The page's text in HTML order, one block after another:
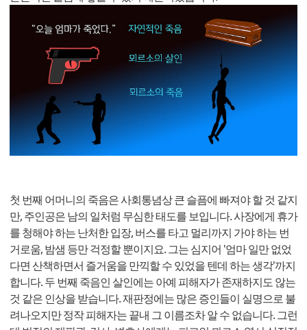
첫 번째 어머니의 죽음은 사회통념상 큰 슬픔에 빠져야 할 것 같지
만, 주인공은 남의 일처럼 무심한 태도를 보입니다. 사장에게 휴가
를 청해야 하는 난처한 입장, 버스를 타고 멀리까지 가야 하는 번
거로움, 밤샘 등만 걱정할 뿐이지요. 그는 심지어 '엄마 일만 없었
다면 산책하면서 즐거움을 만끽할 수 있었을 텐데 하는 생각'까지
합니다. 두 번째 죽음인 살인에는 아예 피해자가 존재하지도 않는
것 같은 인상을 받습니다. 재판정에는 많은 증인들이 실명으로 불
려나오지만 정작 피해자는 끝내 그 이름조차 알 수 없습니다. 그런